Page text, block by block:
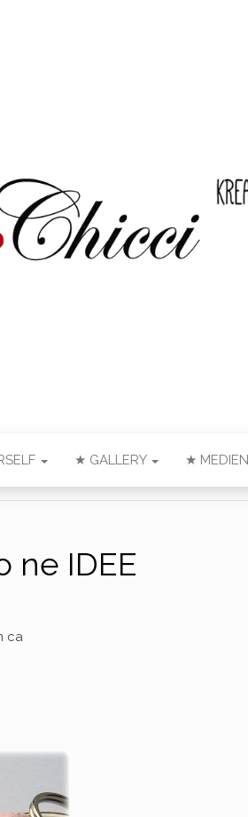
★ GALLERY ★ MEDIEN
ne IDEE
ca